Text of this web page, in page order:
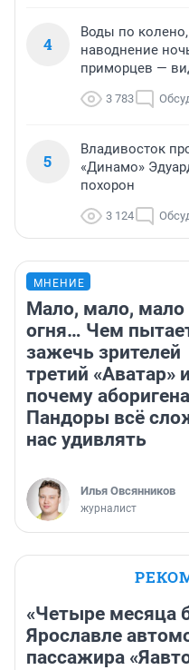
4
Воды по
наводнение
приморцев —
3 783
5
Владивосток
«Динамо»
похорон
3 124
МНЕНИЕ
Мало, мало, мало
огня… Чем
зажечь зрителей
третий «Аватар» и
почему
Пандоры всё
нас удивлять
Илья Овсянников
журналист
«Четыре месяца
Ярославле
пассажира